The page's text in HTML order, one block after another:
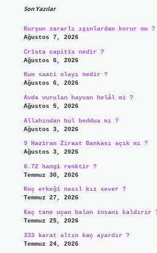
Son Yazılar
Kurşun zararlı ışınlardan korur mu ?
Ağustos 7, 2026
Crista capitis nedir ?
Ağustos 6, 2026
Kum saati olayı nedir ?
Ağustos 6, 2026
Avda vurulan hayvan helâl mi ?
Ağustos 5, 2026
Allahından bul beddua mı ?
Ağustos 3, 2026
9 Haziran Ziraat Bankası açık mı ?
Ağustos 3, 2026
6.72 hangi renktir ?
Temmuz 30, 2026
Koç erkeği nasıl kız sever ?
Temmuz 27, 2026
Kaç tane uçan balon insanı kaldırır
Temmuz 25, 2026
333 karat altın kaç ayardır ?
Temmuz 24, 2026